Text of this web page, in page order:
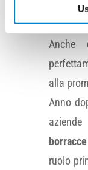
4°
Anche
alla
Anno
borracce
ruolo